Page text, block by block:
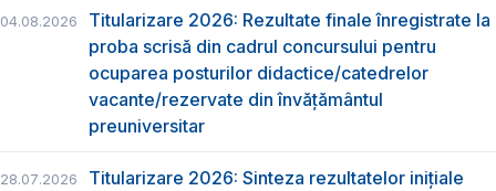
04.08.2026
Titularizare 2026: Rezultate finale înregistrate la
proba scrisă din cadrul concursului pentru
ocuparea posturilor didactice/catedrelor
vacante/rezervate din învăţământul
preuniversitar
28.07.2026
Titularizare 2026: Sinteza rezultatelor inițiale